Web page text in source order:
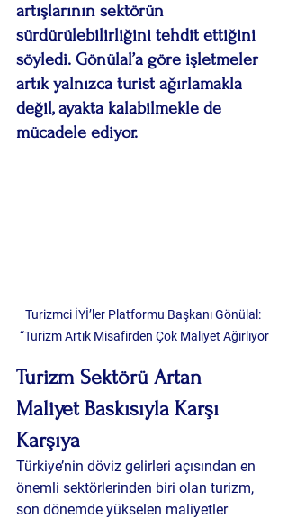
artışlarının sektörün
sürdürülebilirliğini tehdit ettiğini
söyledi. Gönülal’a göre işletmeler
artık yalnızca turist ağırlamakla
değil, ayakta kalabilmekle de
mücadele ediyor.
Turizmci İYİ’ler Platformu Başkanı Gönülal:
“Turizm Artık Misafirden Çok Maliyet Ağırlıyor
Turizm Sektörü Artan
Maliyet Baskısıyla Karşı
Karşıya
Türkiye’nin döviz gelirleri açısından en
önemli sektörlerinden biri olan turizm,
son dönemde yükselen maliyetler